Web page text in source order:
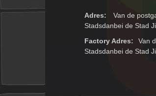
Adres:
Van de
Stadsdanbei de Stad
Factory Adres:
Van
Stadsdanbei de Stad